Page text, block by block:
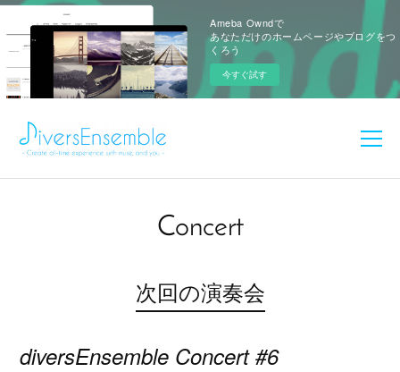
Ameba Owndで
あなただけのホームページやブログをつ
くろう
今すぐ試す
Concert
次回の演奏会
diversEnsemble Concert #6